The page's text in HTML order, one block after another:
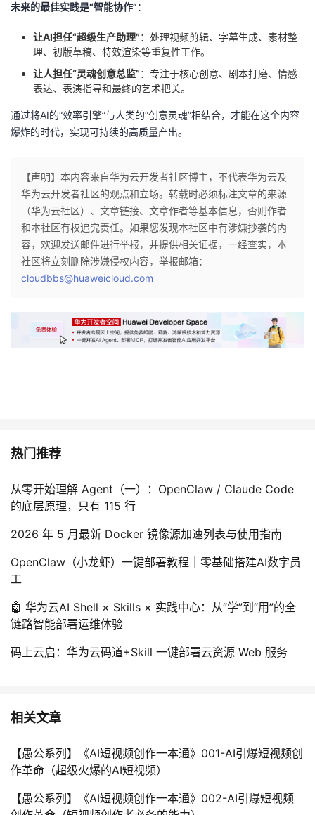
未来的最佳实践是“智能协作”：
让AI担任“超级生产助理”：处理视频剪辑、字幕生成、素材整
理、初版草稿、特效渲染等重复性工作。
让人担任“灵魂创意总监”：专注于核心创意、剧本打磨、情感
表达、表演指导和最终的艺术把关。
通过将AI的“效率引擎”与人类的“创意灵魂”相结合，才能在这个内容
爆炸的时代，实现可持续的高质量产出。
【声明】本内容来自华为云开发者社区博主，不代表华为云及
华为云开发者社区的观点和立场。转载时必须标注文章的来源
（华为云社区）、文章链接、文章作者等基本信息，否则作者
和本社区有权追究责任。如果您发现本社区中有涉嫌抄袭的内
容，欢迎发送邮件进行举报，并提供相关证据，一经查实，本
社区将立刻删除涉嫌侵权内容，举报邮箱：
cloudbbs@huaweicloud.com
热门推荐
从零开始理解 Agent（一）：OpenClaw / Claude Code
的底层原理，只有 115 行
2026 年 5 月最新 Docker 镜像源加速列表与使用指南
OpenClaw（小龙虾）一键部署教程｜零基础搭建AI数字员
工
🤖 华为云AI Shell × Skills × 实践中心：从“学”到“用”的全
链路智能部署运维体验
码上云启：华为云码道+Skill 一键部署云资源 Web 服务
相关文章
【愚公系列】《AI短视频创作一本通》001-AI引爆短视频创
作革命（超级火爆的AI短视频）
【愚公系列】《AI短视频创作一本通》002-AI引爆短视频